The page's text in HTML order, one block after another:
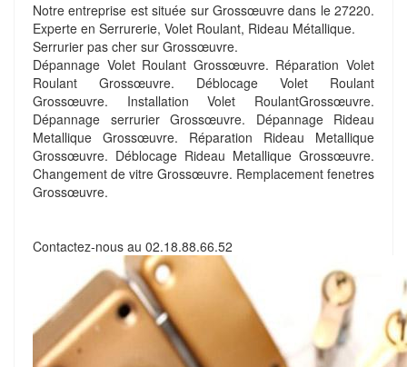
Notre entreprise est située sur Grossœuvre dans le 27220.
Experte en Serrurerie, Volet Roulant, Rideau Métallique.
Serrurier pas cher sur Grossœuvre.
Dépannage Volet Roulant Grossœuvre. Réparation Volet
Roulant Grossœuvre. Déblocage Volet Roulant
Grossœuvre. Installation Volet RoulantGrossœuvre.
Dépannage serrurier Grossœuvre. Dépannage Rideau
Metallique Grossœuvre. Réparation Rideau Metallique
Grossœuvre. Déblocage Rideau Metallique Grossœuvre.
Changement de vitre Grossœuvre. Remplacement fenetres
Grossœuvre.
Contactez-nous au 02.18.88.66.52